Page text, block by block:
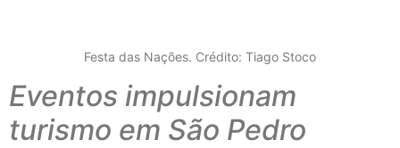
Festa das Nações. Crédito: Tiago Stoco
Eventos impulsionam
turismo em São Pedro